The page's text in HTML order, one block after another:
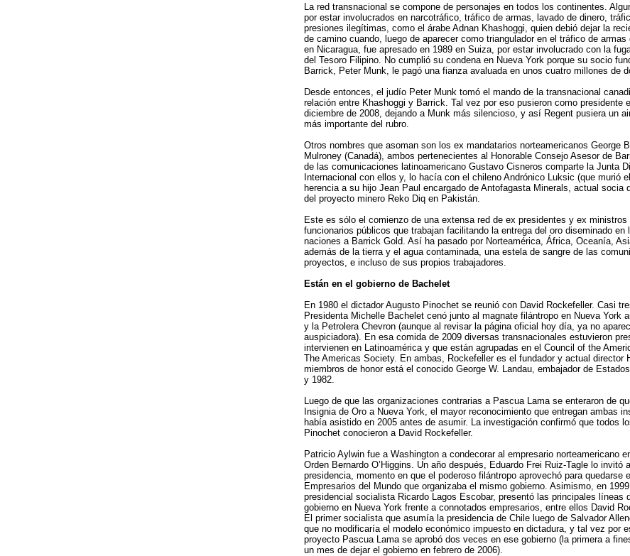
La red transnacional se compone de personajes en todos los continentes.
por estar involucrados en narcotráfico, tráfico de armas, lavado de dinero,
presiones ilegítimas, como el árabe Adnan Khashoggi, quien debió dejar la
de camino cuando, luego de aparecer como triangulador en el tráfico de armas
en Nicaragua, fue apresado en 1989 en Suiza, por estar involucrado con la
del Tesoro Filipino. No cumplió su condena en Nueva York porque su socio
Barrick, Peter Munk, le pagó una fianza avaluada en unos cuatro millones de
Desde entonces, el judío Peter Munk tomó el mando de la transnacional
relación entre Khashoggi y Barrick. Tal vez por eso pusieron como presidente
diciembre de 2008, dejando a Munk más silencioso, y así Regent pusiera un
más importante del rubro.
Otros nombres que asoman son los ex mandatarios norteamericanos George
Mulroney (Canadá), ambos pertenecientes al Honorable Consejo Asesor de
de las comunicaciones latinoamericano Gustavo Cisneros comparte la Junta
Internacional con ellos y, lo hacía con el chileno Andrónico Luksic (que murió
herencia a su hijo Jean Paul encargado de Antofagasta Minerals, actual socia
del proyecto minero Reko Diq en Pakistán.
Este es sólo el comienzo de una extensa red de ex presidentes y ex
funcionarios públicos que trabajan facilitando la entrega del oro diseminado en
naciones a Barrick Gold. Así ha pasado por Norteamérica, África, Oceanía,
además de la tierra y el agua contaminada, una estela de sangre de las
proyectos, e incluso de sus propios trabajadores.
Están en el gobierno de Bachelet
En 1980 el dictador Augusto Pinochet se reunió con David Rockefeller. Casi
Presidenta Michelle Bachelet cenó junto al magnate filántropo en Nueva York
y la Petrolera Chevron (aunque al revisar la página oficial hoy día, ya no
auspiciadora). En esa comida de 2009 diversas transnacionales estuvieron
intervienen en Latinoamérica y que están agrupadas en el Council of the
The Americas Society. En ambas, Rockefeller es el fundador y actual director
miembros de honor está el conocido George W. Landau, embajador de
y 1982.
Luego de que las organizaciones contrarias a Pascua Lama se enteraron de
Insignia de Oro a Nueva York, el mayor reconocimiento que entregan ambas
había asistido en 2005 antes de asumir. La investigación confirmó que todos
Pinochet conocieron a David Rockefeller.
Patricio Aylwin fue a Washington a condecorar al empresario norteamericano
Orden Bernardo O’Higgins. Un año después, Eduardo Frei Ruiz-Tagle lo invitó
presidencia, momento en que el poderoso filántropo aprovechó para quedarse
Empresarios del Mundo que organizaba el mismo gobierno. Asimismo, en
presidencial socialista Ricardo Lagos Escobar, presentó las principales líneas
gobierno en Nueva York frente a connotados empresarios, entre ellos David
El primer socialista que asumía la presidencia de Chile luego de Salvador
que no modificaría el modelo económico impuesto en dictadura, y tal vez por
proyecto Pascua Lama se aprobó dos veces en ese gobierno (la primera a
un mes de dejar el gobierno en febrero de 2006).